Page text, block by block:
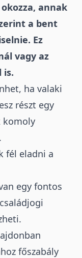
annak
a bent
Ez
vagy az
is.
ha valaki
részt egy
komoly
fél eladni a
egy fontos
főszabály